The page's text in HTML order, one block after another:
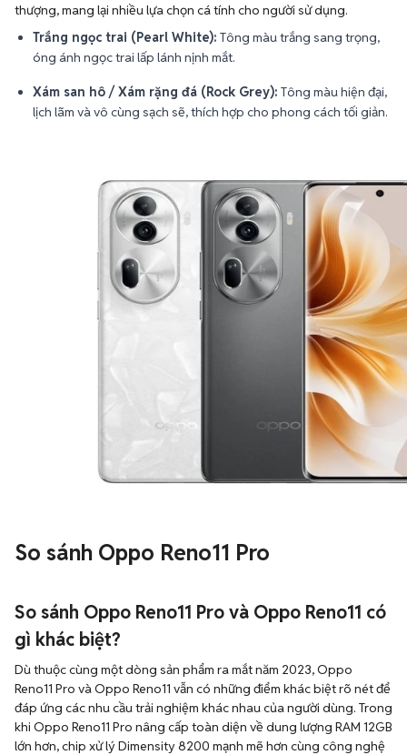
thượng, mang lại nhiều lựa chọn cá tính cho người sử dụng.
Trắng ngọc trai (Pearl White): Tông màu trắng sang trọng,
óng ánh ngọc trai lấp lánh nịnh mắt.
Xám san hô / Xám rặng đá (Rock Grey): Tông màu hiện đại,
lịch lãm và vô cùng sạch sẽ, thích hợp cho phong cách tối giản.
So sánh Oppo Reno11 Pro
So sánh Oppo Reno11 Pro và Oppo Reno11 có
gì khác biệt?
Dù thuộc cùng một dòng sản phẩm ra mắt năm 2023, Oppo
Reno11 Pro và Oppo Reno11 vẫn có những điểm khác biệt rõ nét để
đáp ứng các nhu cầu trải nghiệm khác nhau của người dùng. Trong
khi Oppo Reno11 Pro nâng cấp toàn diện về dung lượng RAM 12GB
lớn hơn, chip xử lý Dimensity 8200 mạnh mẽ hơn cùng công nghệ